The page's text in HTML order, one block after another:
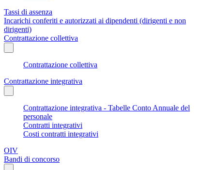
Tassi di assenza
Incarichi conferiti e autorizzati ai dipendenti (dirigenti e non
dirigenti)
Contrattazione collettiva
Contrattazione collettiva
Contrattazione integrativa
Contrattazione integrativa - Tabelle Conto Annuale del
personale
Contratti integrativi
Costi contratti integrativi
OIV
Bandi di concorso